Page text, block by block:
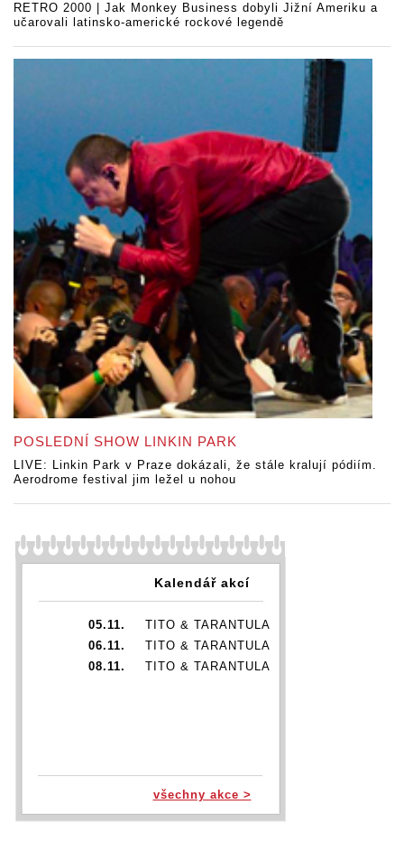
RETRO 2000 | Jak Monkey Business dobyli Jižní Ameriku a
učarovali latinsko-americké rockové legendě
POSLEDNÍ SHOW LINKIN PARK
LIVE: Linkin Park v Praze dokázali, že stále kralují pódiím.
Aerodrome festival jim ležel u nohou
Kalendář akcí
05.11.
TITO & TARANTULA
06.11.
TITO & TARANTULA
08.11.
TITO & TARANTULA
všechny akce >